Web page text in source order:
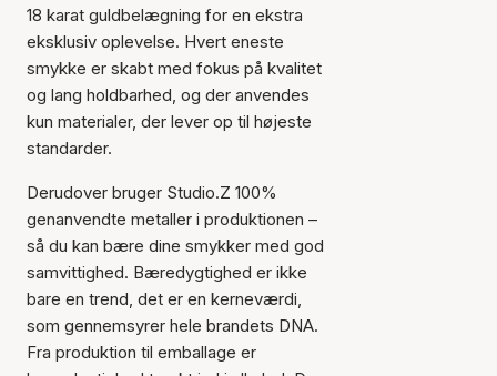
18 karat guldbelægning for en ekstra
eksklusiv oplevelse. Hvert eneste
smykke er skabt med fokus på kvalitet
og lang holdbarhed, og der anvendes
kun materialer, der lever op til højeste
standarder.
Derudover bruger Studio.Z 100%
genanvendte metaller i produktionen –
så du kan bære dine smykker med god
samvittighed. Bæredygtighed er ikke
bare en trend, det er en kerneværdi,
som gennemsyrer hele brandets DNA.
Fra produktion til emballage er